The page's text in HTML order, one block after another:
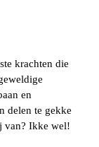
krachten die
en
delen te gekke
van? Ikke wel!